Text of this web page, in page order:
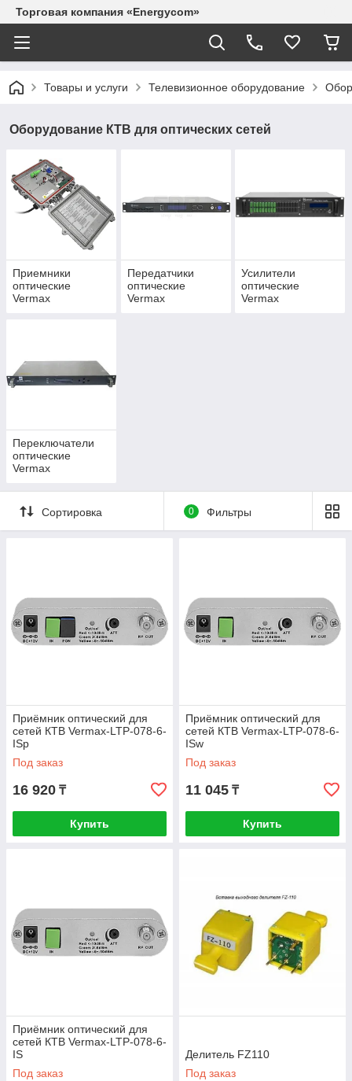
Торговая компания «Energycom»
Товары и услуги Телевизионное оборудование
Оборудование КТВ для оптических сетей
Приемники
оптические
Vermax
Передатчики
оптические
Vermax
Усилители
оптические
Vermax
Переключатели
оптические
Vermax
Сортировка 0 Фильтры
Приёмник оптический для
сетей КТВ Vermax-LTP-078-6-
ISp
Под заказ
16 920 ₸
Купить
Приёмник оптический для
сетей КТВ Vermax-LTP-078-6-
ISw
Под заказ
11 045 ₸
Купить
Приёмник оптический для
сетей КТВ Vermax-LTP-078-6-
IS
Под заказ
Делитель FZ110
Под заказ